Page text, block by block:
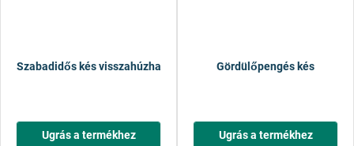
Szabadidős kés visszahúzható trapézpengével
Ugrás a termékhez
Gördülőpengés kés
Ugrás a termékhez